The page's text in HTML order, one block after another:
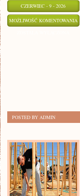
CZERWIEC - 9 - 2026
MOŻLIWOŚĆ KOMENTOWANIA
POSTED BY ADMIN